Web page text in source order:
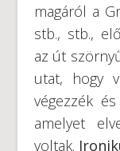
magáról a
stb., stb.,
az út
utat, hogy
végezzék
amelyet
voltak.